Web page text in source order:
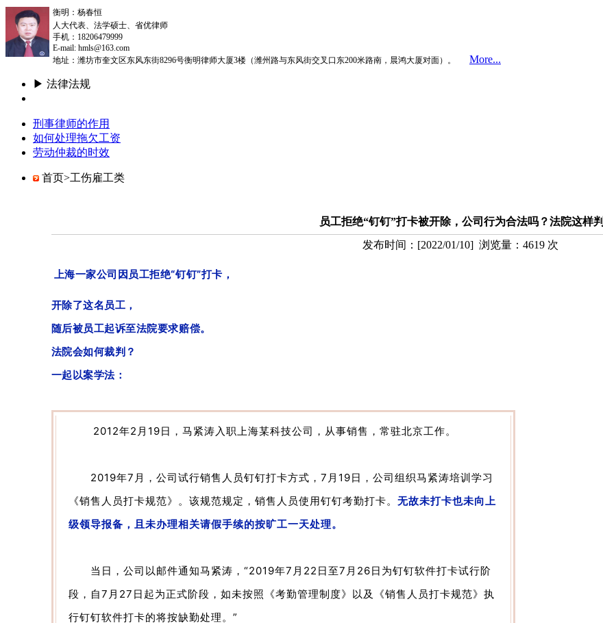
衡明：杨春恒
人大代表、法学硕士、省优律师
手机：18206479999
E-mail: hmls@163.com
地址：潍坊市奎文区东风东街8296号衡明律师大厦3楼（潍州路与东风街交叉口东200米路南，晨鸿大厦对面）。
More...
▶ 法律法规
刑事律师的作用
如何处理拖欠工资
劳动仲裁的时效
首页>工伤雇工类
员工拒绝“钉钉”打卡被开除，公司行为合法吗？法院这样判
发布时间： [2022/01/10] 浏览量： 4619 次
上海一家公司因员工拒绝“钉钉”打卡，
开除了这名员工，
随后被员工起诉至法院要求赔偿。
法院会如何裁判？
一起以案学法：
2012年2月19日，马紧涛入职上海某科技公司，从事销售，常驻北京工作。
2019年7月，公司试行销售人员钉钉打卡方式，7月19日，公司组织马紧涛培训学习
《销售人员打卡规范》。该规范规定，销售人员使用钉钉考勤打卡。 无故未打卡也未向上
级领导报备，且未办理相关请假手续的按旷工一天处理。
当日，公司以邮件通知马紧涛，“2019年7月22日至7月26日为钉钉软件打卡试行阶
段，自7月27日起为正式阶段，如未按照《考勤管理制度》以及《销售人员打卡规范》执
行钉钉软件打卡的将按缺勤处理。”